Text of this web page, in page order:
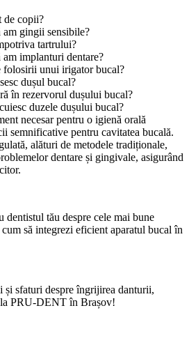
de copii?
gingii sensibile?
tartrului?
implanturi dentare?
folosirii unui irigator bucal?
dușul bucal?
în rezervorul dușului bucal?
duzele dușului bucal?
necesar pentru o igienă orală
semnificative pentru cavitatea bucală.
alături de metodele tradiționale,
dentare și gingivale, asigurând
dentistul tău despre cele mai bune
să integrezi eficient aparatul bucal în
sfaturi despre îngrijirea danturii,
la PRU-DENT în Brașov!